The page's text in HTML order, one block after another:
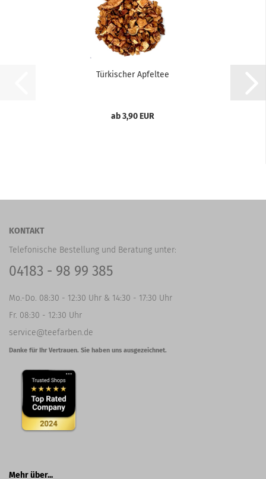
Türkischer Apfeltee
ab 3,90 EUR
KONTAKT
Telefonische Bestellung und Beratung unter:
04183 - 98 99 385
Mo.-Do. 08:30 - 12:30 Uhr & 14:30 - 17:30 Uhr
Fr. 08:30 - 12:30 Uhr
service@teefarben.de
Danke für Ihr Vertrauen. Sie haben uns ausgezeichnet.
Mehr über...